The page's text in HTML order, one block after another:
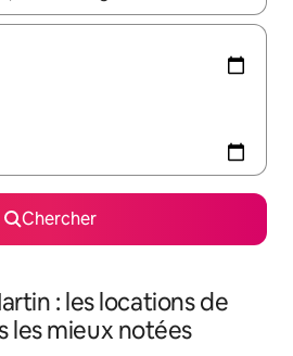
Chercher
: les locations de
les mieux notées